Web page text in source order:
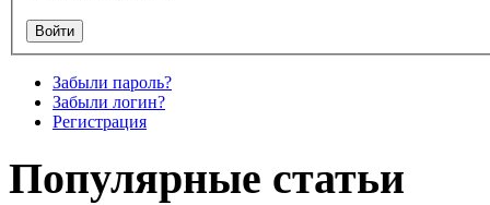
Забыли пароль?
Забыли логин?
Регистрация
Популярные статьи